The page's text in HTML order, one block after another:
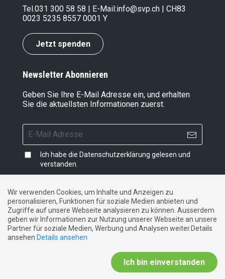
Tel.031 300 58 58 | E-Mail:info@svp.ch | CH83
0023 5235 8557 0001 Y
Jetzt spenden
Newsletter Abonnieren
Geben Sie Ihre E-Mail Adresse ein, und erhalten
Sie die aktuellsten Informationen zuerst.
Ich habe die Datenschutzerklärung gelesen und
verstanden.
Impressum|Datenschutzerklärung|Kontakt
DE FR IT
Wir verwenden Cookies, um Inhalte und Anzeigen zu
personalisieren, Funktionen für soziale Medien anbieten und
Zugriffe auf unsere Webseite analysieren zu können. Ausserdem
geben wir Informationen zur Nutzung unserer Webseite an unsere
Partner für soziale Medien, Werbung und Analysen weiter.Details
ansehen Details ansehen
Ich bin einverstanden